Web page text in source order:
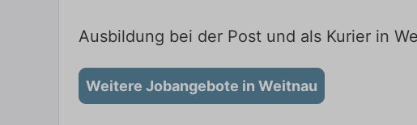
Ausbildung bei der Post und als Kurier in
Weitere Jobangebote in Weitnau